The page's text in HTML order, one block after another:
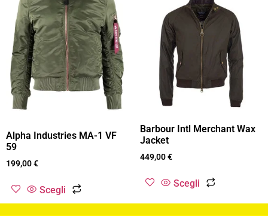
Alpha Industries MA-1 VF
59
199,00€
Scegli
Barbour Intl Merchant Wax
Jacket
449,00€
Scegli